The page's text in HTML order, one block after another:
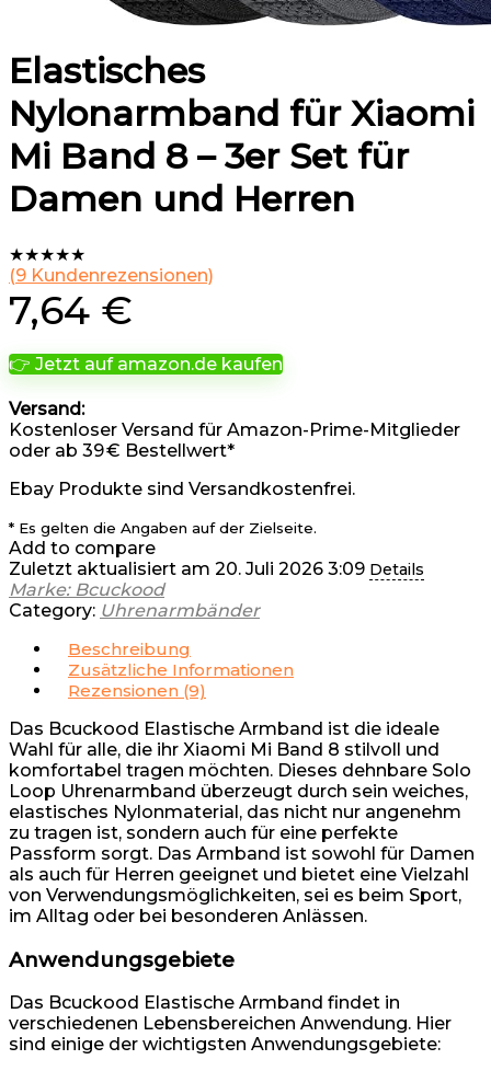
Elastisches
Nylonarmband für Xiaomi
Mi Band 8 – 3er Set für
Damen und Herren
★★★★★
(9 Kundenrezensionen)
7,64 €
👉 Jetzt auf amazon.de kaufen
Versand:
Kostenloser Versand für Amazon-Prime-Mitglieder
oder ab 39 € Bestellwert*
Ebay Produkte sind Versandkostenfrei.
* Es gelten die Angaben auf der Zielseite.
Add to compare
Zuletzt aktualisiert am 20. Juli 2026 3:09 Details
Marke: Bcuckood
Category: Uhrenarmbänder
Beschreibung
Zusätzliche Informationen
Rezensionen (9)
Das Bcuckood Elastische Armband ist die ideale
Wahl für alle, die ihr Xiaomi Mi Band 8 stilvoll und
komfortabel tragen möchten. Dieses dehnbare Solo
Loop Uhrenarmband überzeugt durch sein weiches,
elastisches Nylonmaterial, das nicht nur angenehm
zu tragen ist, sondern auch für eine perfekte
Passform sorgt. Das Armband ist sowohl für Damen
als auch für Herren geeignet und bietet eine Vielzahl
von Verwendungsmöglichkeiten, sei es beim Sport,
im Alltag oder bei besonderen Anlässen.
Anwendungsgebiete
Das Bcuckood Elastische Armband findet in
verschiedenen Lebensbereichen Anwendung. Hier
sind einige der wichtigsten Anwendungsgebiete: